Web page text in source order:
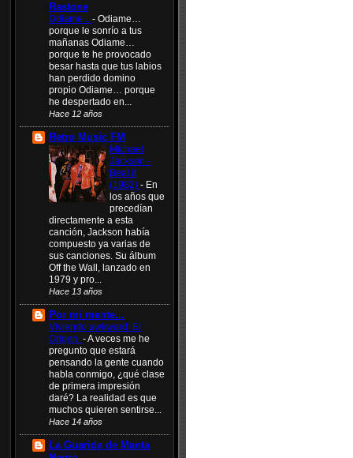
Rastone
Odiame... - Odiame…
porque le sonrío a tus
mañanas Odiame…
porque te he provocado
besar hasta que tus labios
han perdido domino
propio Odiame… porque
he despertado en...
Hace 12 años
Retro Music FM
Michael
Jackson -
Beat it
(1982) - En
los años que
precedían
directamente a esta
canción, Jackson había
compuesto ya varias de
sus canciones. Su álbum
Off the Wall, lanzado en
1979 y pro...
Hace 13 años
Por mi mente...
Viviendo awkward: El
Origen. -A veces me he
pregunto que estará
pensando la gente cuando
habla conmigo, ¿qué clase
de primera impresión
daré? La realidad es que
muchos quieren sentirse...
Hace 14 años
La Guarida de Manta